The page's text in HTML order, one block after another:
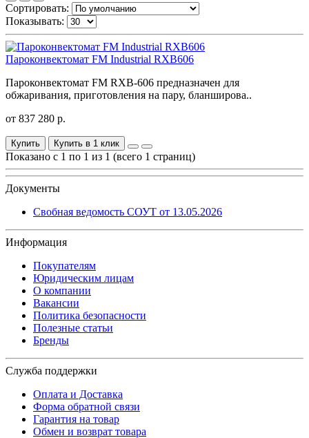
Сортировать:
Показывать:
Пароконвектомат FM Industrial RXB606
Пароконвектомат FM RXB-606 предназначен для
обжаривания, приготовления на пару, бланширова..
от 837 280 р.
Купить Купить в 1 клик
Показано с 1 по 1 из 1 (всего 1 страниц)
Документы
Свобная ведомость СОУТ от 13.05.2026
Информация
Покупателям
Юридическим лицам
О компании
Вакансии
Политика безопасности
Полезные статьи
Бренды
Служба поддержки
Оплата и Доставка
Форма обратной связи
Гарантия на товар
Обмен и возврат товара